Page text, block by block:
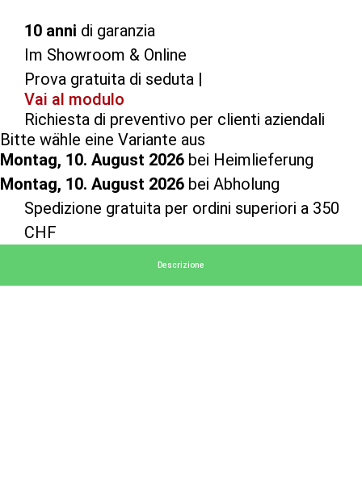
10 anni di garanzia
Im Showroom & Online
Prova gratuita di seduta |
Vai al modulo
Richiesta di preventivo per clienti aziendali
Bitte wähle eine Variante aus
Montag, 10. August 2026 bei Heimlieferung
Montag, 10. August 2026 bei Abholung
Spedizione gratuita per ordini superiori a 350
CHF
Descrizione